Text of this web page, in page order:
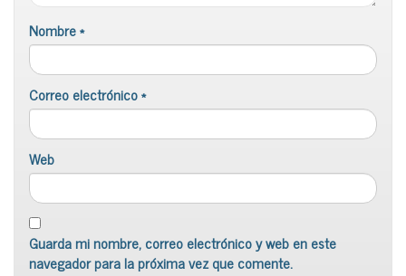
Nombre*
Correo electrónico*
Web
Guarda mi nombre, correo electrónico y web en este
navegador para la próxima vez que comente.